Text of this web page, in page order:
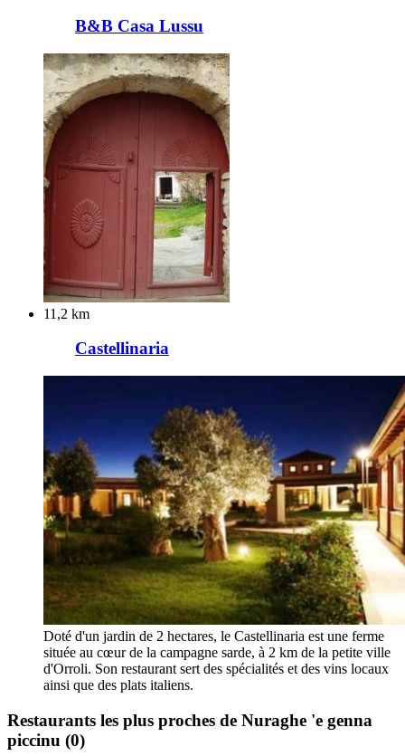
B&B Casa Lussu
11,2 km
Castellinaria
Doté d'un jardin de 2 hectares, le Castellinaria est une ferme
située au cœur de la campagne sarde, à 2 km de la petite ville
d'Orroli. Son restaurant sert des spécialités et des vins locaux
ainsi que des plats italiens.
Restaurants les plus proches de Nuraghe 'e genna
piccinu (0)